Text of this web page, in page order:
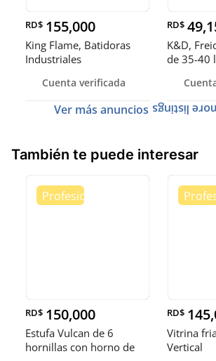
RD$ 155,000
King Flame, Batidoras
Industriales
Cuenta verificada
RD$
K&D,
de 35-40
Ver más anuncios
También te puede interesar
RD$ 150,000
Estufa Vulcan de 6
hornillas con horno de
RD$
Vitrina
Vertical